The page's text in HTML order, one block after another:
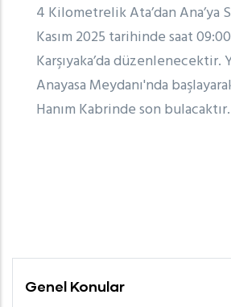
4 Kilometrelik Ata’dan Ana’ya
Kasım 2025 tarihinde saat
Karşıyaka’da düzenlenecektir.
Anayasa Meydanı'nda
Hanım Kabrinde son bulacaktır.
Genel Konular